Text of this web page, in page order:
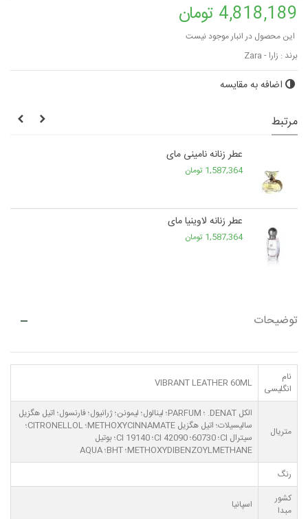
4,818,189 تومان
این محصول در انبار موجود نیست
برند : زارا - Zara
اضافه به مقایسه
مرتبط
عطر زنانه نامینی مای
1,587,364 تومان
عطر زنانه لاوینیا مای
1,587,364 تومان
توضیحات
نام
انگلیسی
VIBRANT LEATHER 60ML
متریال
الکل DENAT. ؛ PARFUM؛ لینالول؛ لیمونن؛ ژرانیول؛ فارنسول؛ اتیل هگزیل
سالیسیلات؛ اتیل هگزیل METHOXYCINNAMATE؛ CITRONELLOL؛
سیترال CI؛ 60730؛ CI 42090؛ CI 19140؛ بوتیل
METHOXYDIBENZOYLMETHANE؛ BHT؛ AQUA
رنگ
کشور
مبدا
اسپانیا